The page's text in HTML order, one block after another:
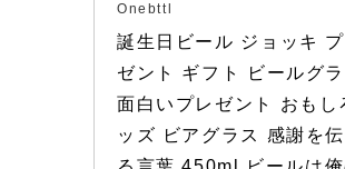
Onebttl
誕生日ビール ジョッキ プ
ゼント ギフト ビールグラ
面白いプレゼント おもし
ッズ ビアグラス 感謝を伝